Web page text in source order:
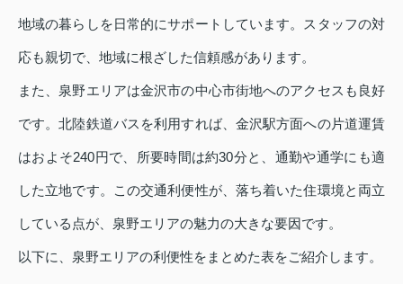
地域の暮らしを日常的にサポートしています。スタッフの対
応も親切で、地域に根ざした信頼感があります。
また、泉野エリアは金沢市の中心市街地へのアクセスも良好
です。北陸鉄道バスを利用すれば、金沢駅方面への片道運賃
はおよそ240円で、所要時間は約30分と、通勤や通学にも適
した立地です。この交通利便性が、落ち着いた住環境と両立
している点が、泉野エリアの魅力の大きな要因です。
以下に、泉野エリアの利便性をまとめた表をご紹介します。